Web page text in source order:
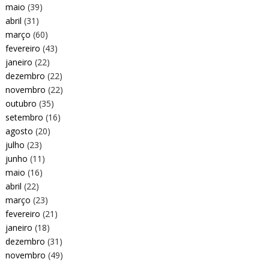
maio (39)
abril (31)
março (60)
fevereiro (43)
janeiro (22)
dezembro (22)
novembro (22)
outubro (35)
setembro (16)
agosto (20)
julho (23)
junho (11)
maio (16)
abril (22)
março (23)
fevereiro (21)
janeiro (18)
dezembro (31)
novembro (49)